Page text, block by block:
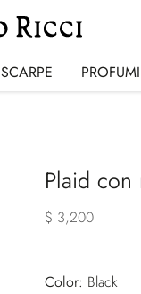
SCARPE PROFUMI
Plaid
$ 3,200
Color:
black